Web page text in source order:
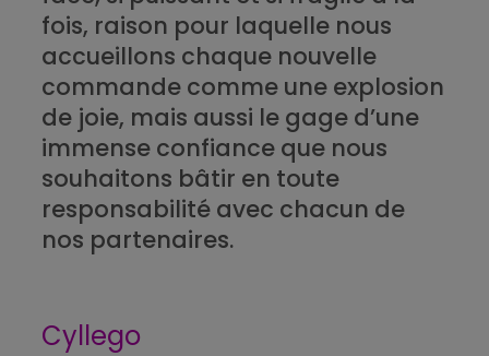
fois, raison pour laquelle nous
accueillons chaque nouvelle
commande comme une explosion
de joie, mais aussi le gage d’une
immense confiance que nous
souhaitons bâtir en toute
responsabilité avec chacun de
nos partenaires.
Cyllego